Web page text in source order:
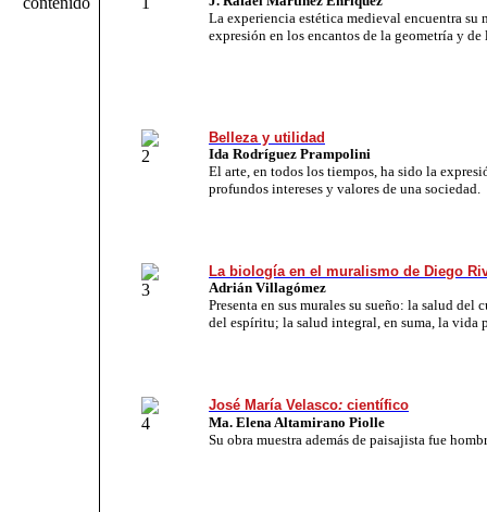
La experiencia estética medieval encuentra su
expresión en los encantos de la geometría y de
Belleza y utilidad
Ida Rodríguez Prampolini
El arte, en todos los tiempos, ha sido la
profundos intereses y valores de una sociedad.
La biología en el muralismo de Diego
Adrián Villagómez
Presenta en sus murales su sueño: la salud del
del espíritu; la salud integral, en suma, la vida
José María Velasco: científico
Ma. Elena Altamirano Piolle
Su obra muestra además de paisajista fue